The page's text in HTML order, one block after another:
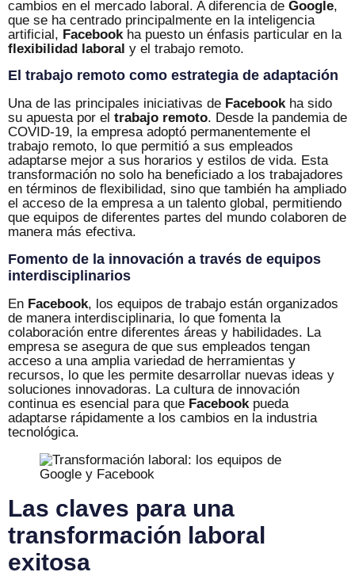
cambios en el mercado laboral. A diferencia de Google,
que se ha centrado principalmente en la inteligencia
artificial, Facebookha puesto un énfasis particular en la
flexibilidad laboral y el trabajo remoto.
El trabajo remoto como estrategia de adaptación
Una de las principales iniciativas de Facebookha sido
su apuesta por el trabajo remoto. Desde la pandemia de
COVID-19, la empresa adoptó permanentemente el
trabajo remoto, lo que permitió a sus empleados
adaptarse mejor a sus horarios y estilos de vida. Esta
transformación no solo ha beneficiado a los trabajadores
en términos de flexibilidad, sino que también ha ampliado
el acceso de la empresa a un talento global, permitiendo
que equipos de diferentes partes del mundo colaboren de
manera más efectiva.
Fomento de la innovación a través de equipos
interdisciplinarios
En Facebook, los equipos de trabajo están organizados
de manera interdisciplinaria, lo que fomenta la
colaboración entre diferentes áreas y habilidades. La
empresa se asegura de que sus empleados tengan
acceso a una amplia variedad de herramientas y
recursos, lo que les permite desarrollar nuevas ideas y
soluciones innovadoras. La cultura de innovación
continua es esencial para que Facebook pueda
adaptarse rápidamente a los cambios en la industria
tecnológica.
Las claves para una
transformación laboral
exitosa